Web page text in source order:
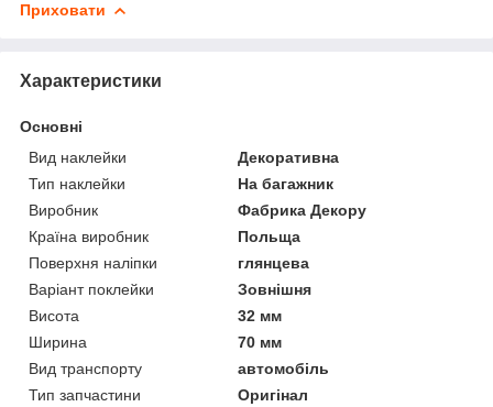
Приховати
Характеристики
Основні
Вид наклейки
Декоративна
Тип наклейки
На багажник
Виробник
Фабрика Декору
Країна виробник
Польща
Поверхня наліпки
глянцева
Варіант поклейки
Зовнішня
Висота
32 мм
Ширина
70 мм
Вид транспорту
автомобіль
Тип запчастини
Оригінал